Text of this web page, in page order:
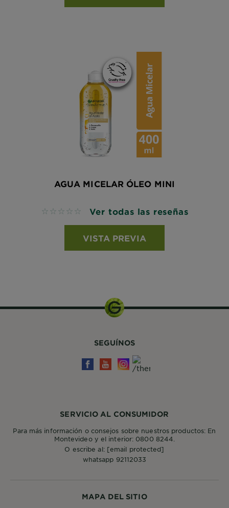
AGUA MICELAR ÓLEO MINI
No reviews Ver todas las reseñas
VISTA PREVIA
MAPA DEL SITIO
SERVICIO AL CONSUMIDOR
Para más información o consejos sobre nuestros productos: En
Montevideo y el interior: 0800 8244.
O escribe al: [email protected]
whatsapp 92112033
SEGUÍNOS